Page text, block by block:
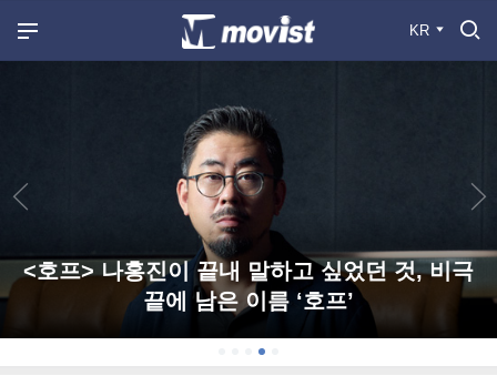
KR
<호프> 나홍진이 끝내 말하고 싶었던 것, 비극
끝에 남은 이름 ‘호프’